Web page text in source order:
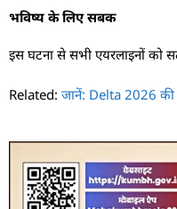
भविष्य के लिए सबक
इस घटना से सभी एयरलाइनों को
Related: जानें: Delta 2026 की